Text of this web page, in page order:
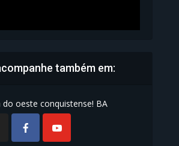
também em:
do oeste conquistense! BA